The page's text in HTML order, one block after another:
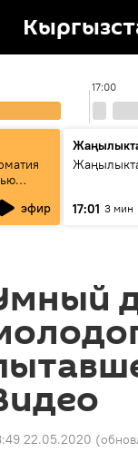
17:00
эфир 17:01 3 мин
22.05.2020